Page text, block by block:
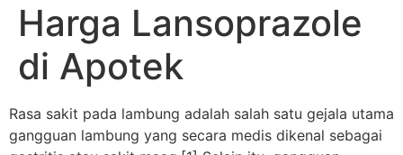
Harga Lansoprazole
di Apotek
Rasa sakit pada lambung adalah salah satu gejala utama
gangguan lambung yang secara medis dikenal sebagai